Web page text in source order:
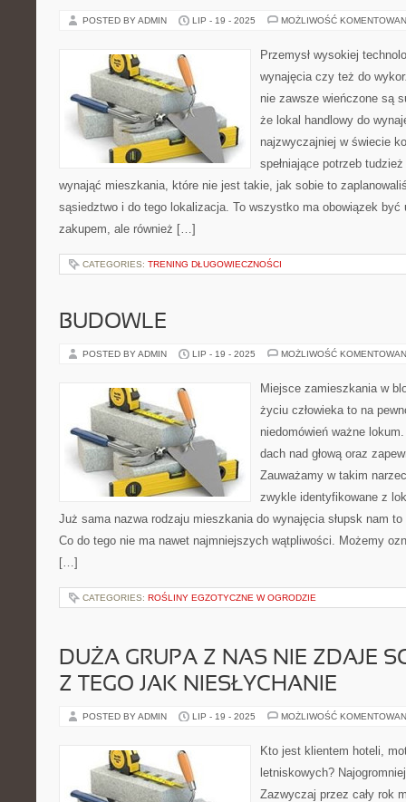
POSTED BY ADMIN LIP - 19 - 2025 MOŻLIWOŚĆ
Przemysł wysokiej
wynajęcia czy też do
nie zawsze wieńczone są
że lokal handlowy do
najzwyczajniej w świecie
spełniające potrzeb
wynająć mieszkania, które nie jest takie, jak sobie to
sąsiedztwo i do tego lokalizacja. To wszystko ma obowiązek być
zakupem, ale również […]
CATEGORIES: TRENING DŁUGOWIECZNOŚCI
BUDOWLE
POSTED BY ADMIN LIP - 19 - 2025 MOŻLIWOŚĆ
Miejsce zamieszkania w
życiu człowieka to na
niedomówień ważne
dach nad głową oraz
Zauważamy w takim
zwykle identyfikowane z
Już sama nazwa rodzaju mieszkania do wynajęcia słupsk nam
Co do tego nie ma nawet najmniejszych wątpliwości. Możemy
[…]
CATEGORIES: ROŚLINY EGZOTYCZNE W OGRODZIE
DUŻA GRUPA Z NAS NIE ZDAJE
Z TEGO JAK NIESŁYCHANIE
POSTED BY ADMIN LIP - 19 - 2025 MOŻLIWOŚĆ
Kto jest klientem hoteli,
letniskowych?
Zazwyczaj przez cały rok